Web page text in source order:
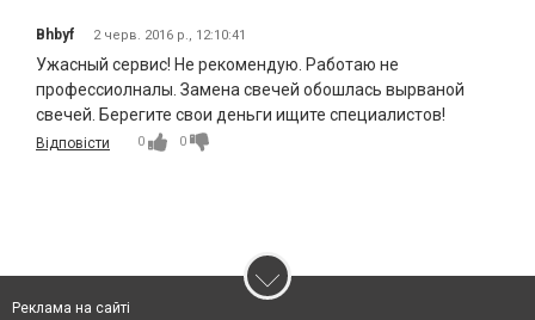
Bhbyf 2 черв. 2016 р., 12:10:41
Ужасный сервис! Не рекомендую. Работаю не
профессиолналы. Замена свечей обошлась вырваной
свечей. Берегите свои деньги ищите специалистов!
Відповісти 0 0
Реклама на сайті